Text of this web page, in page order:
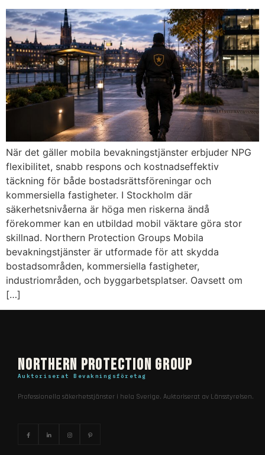
När det gäller mobila bevakningstjänster erbjuder NPG
flexibilitet, snabb respons och kostnadseffektiv
täckning för både bostadsrättsföreningar och
kommersiella fastigheter. I Stockholm där
säkerhetsnivåerna är höga men riskerna ändå
förekommer kan en utbildad mobil väktare göra stor
skillnad. Northern Protection Groups Mobila
bevakningstjänster är utformade för att skydda
bostadsområden, kommersiella fastigheter,
industriområden, och byggarbetsplatser. Oavsett om
[…]
Northern Protection Group
Auktoriserat Bevakningsföretag
Professionella säkerhetstjänster i hela Sverige. Auktoriserat av Länsstyrelsen.